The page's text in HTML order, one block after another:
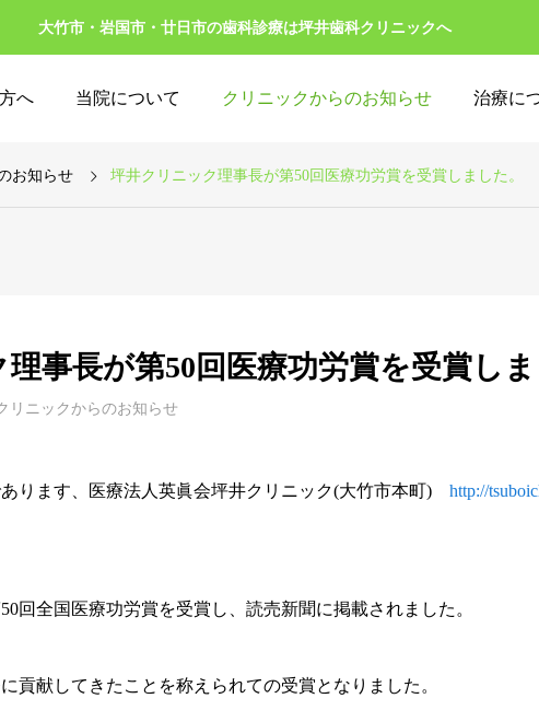
大竹市・岩国市・廿日市の歯科診療は坪井歯科クリニックへ
へ 当院について クリニックからのお知らせ 治療に
お知らせ 坪井クリニック理事長が第50回医療功労賞を受賞しました。
事長が第50回医療功労賞を受賞しま
リニックからのお知らせ
ります、医療法人英眞会坪井クリニック(大竹市本町) http://
回全国医療功労賞を受賞し、読売新聞に掲載されました。
貢献してきたことを称えられての受賞となりました。